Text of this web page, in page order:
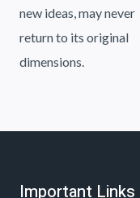
new ideas, may never
return to its original
dimensions.
Important Links